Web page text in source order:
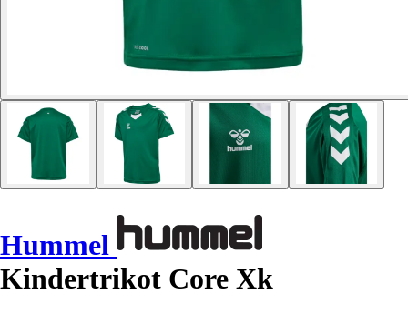
Hummel
Kindertrikot Core Xk